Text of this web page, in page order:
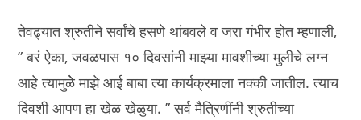
तेवढ्यात श्रुतीने सर्वांचे हसणे थांबवले व जरा गंभीर होत म्हणाली,
” बरं ऐका, जवळपास १० दिवसांनी माझ्या मावशीच्या मुलीचे लग्न
आहे त्यामुळेे माझे आई बाबा त्या कार्यक्रमाला नक्की जातील. त्याच
दिवशी आपण हा खेळ खेळुया. ” सर्व मैत्रिणींनी श्रुतीच्या